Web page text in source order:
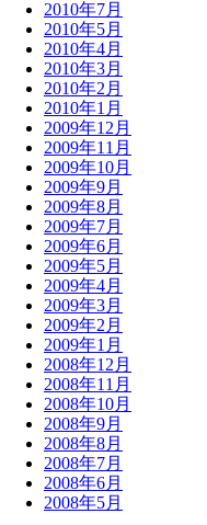
2010年7月
2010年5月
2010年4月
2010年3月
2010年2月
2010年1月
2009年12月
2009年11月
2009年10月
2009年9月
2009年8月
2009年7月
2009年6月
2009年5月
2009年4月
2009年3月
2009年2月
2009年1月
2008年12月
2008年11月
2008年10月
2008年9月
2008年8月
2008年7月
2008年6月
2008年5月